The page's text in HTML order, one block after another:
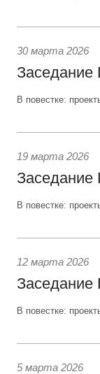
30 марта 2026
Заседание
В повестке:
19 марта 2026
Заседание
В повестке:
12 марта 2026
Заседание
В повестке:
5 марта 2026